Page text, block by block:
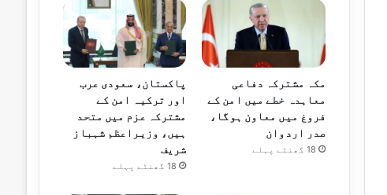
مکہ مشترکہ دفاعی
معاہدہ خطے میں امن کے
فروغ میں معاون ہوگا،
صدر اردوان
18 گھنٹے پہلے
پاکستان، سعودی عرب
اور ترکیہ امن کے
مشترکہ عزم میں متحد
ہیں، وزیراعظم شہباز
شریف
18 گھنٹے پہلے